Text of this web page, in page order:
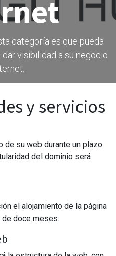
categoría es que pueda
visibilidad a su negocio
y servicios
de su web durante un plazo
del dominio será
el alojamiento de la página
doce meses.